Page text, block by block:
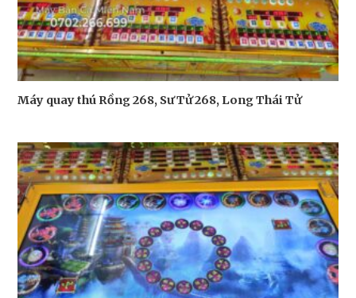
Máy quay thú Rồng 268, Sư Tử 268, Long Thái Tử